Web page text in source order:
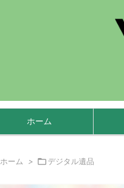
ホーム
ホーム > デジタル遺品